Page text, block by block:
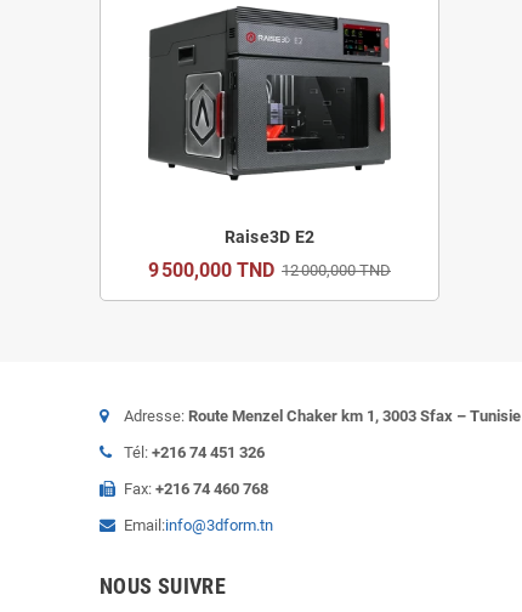
Raise3D E2
9 500,000 TND 12 000,000 TND
Adresse: Route Menzel Chaker km 1, 3003 Sfax – Tunisie
Tél: +216 74 451 326
Fax: +216 74 460 768
Email:info@3dform.tn
NOUS SUIVRE